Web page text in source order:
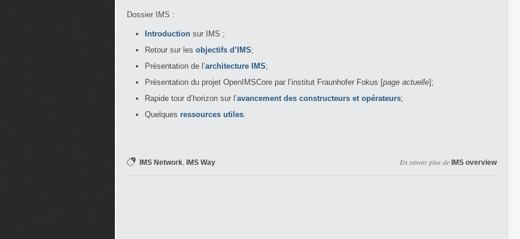
Dossier IMS :
Introduction sur IMS ;
Retour sur les objectifs d’IMS;
Présentation de l’architecture IMS;
Présentation du projet OpenIMSCore par l’institut Fraunhofer Fokus [page actuelle];
Rapide tour d’horizon sur l’avancement des constructeurs et opérateurs;
Quelques ressources utiles.
En savoir plus de IMS overview
IMS Network IMS Way